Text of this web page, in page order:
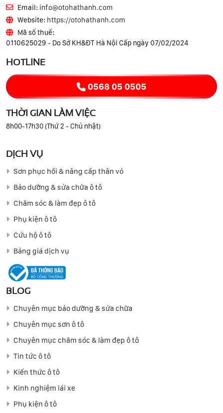
Email: info@otohathanh.com
Website: https://otohathanh.com
Mã số thuế:
0110625029 - Do Sở KH&ĐT Hà Nội Cấp ngày 07/02/2024
HOTLINE
0568 05 0505
THỜI GIAN LÀM VIỆC
8h00-17h30 (Thứ 2 - Chủ nhật)
DỊCH VỤ
Sơn phục hồi & nâng cấp thân vỏ
Bảo dưỡng & sửa chữa ô tô
Chăm sóc & làm đẹp ô tô
Phụ kiện ô tô
Cứu hộ ô tô
Bảng giá dịch vụ
BLOG
Chuyên mục bảo dưỡng & sửa chữa
Chuyên mục sơn ô tô
Chuyên mục chăm sóc & làm đẹp ô tô
Tin tức ô tô
Kiến thức ô tô
Kinh nghiệm lái xe
Phụ kiện ô tô